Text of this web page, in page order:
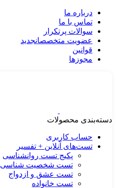
درباره ما
تماس با ما
سوالات پرتکرار
عضویت متخصصانجدید
قوانین
مجوزها
دسته‌بندی محصولات
حساب کاربری
تست‌های آنلاین + تفسیر
پکیج تست روانشناسی
تست شخصیت شناسی
تست عشق و ازدواج
تست خانواده